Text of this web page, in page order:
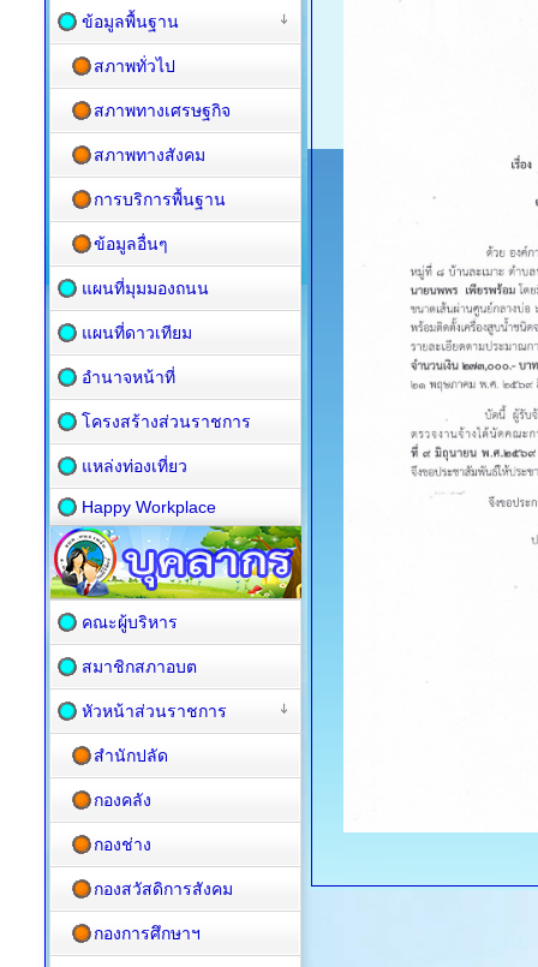
ข้อมูลพื้นฐาน
สภาพทั่วไป
สภาพทางเศรษฐกิจ
สภาพทางสังคม
การบริการพื้นฐาน
ข้อมูลอื่นๆ
แผนที่มุมมองถนน
แผนที่ดาวเทียม
อำนาจหน้าที่
โครงสร้างส่วนราชการ
แหล่งท่องเที่ยว
Happy Workplace
คณะผู้บริหาร
สมาชิกสภาอบต
หัวหน้าส่วนราชการ
สำนักปลัด
กองคลัง
กองช่าง
กองสวัสดิการสังคม
กองการศึกษาฯ